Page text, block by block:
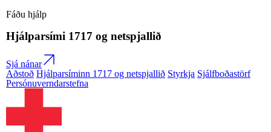
Fáðu hjálp
Hjálparsími 1717 og netspjallið
Sjá nánar
Aðstoð Hjálparsíminn 1717 og netspjallið Styrkja Sjálfboðastörf
Persónuverndarstefna